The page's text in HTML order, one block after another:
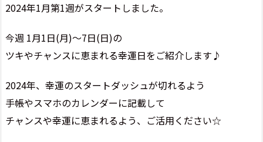
2024年1月第1週がスタートしました。
今週 1月1日(月)～7日(日)の
ツキやチャンスに恵まれる幸運日をご紹介します♪
2024年、幸運のスタートダッシュが切れるよう
手帳やスマホのカレンダーに記載して
チャンスや幸運に恵まれるよう、ご活用ください☆